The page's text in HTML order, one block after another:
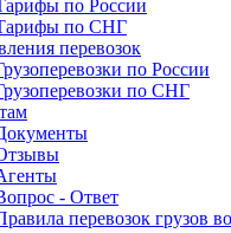
по России
по СНГ
перевозок
по России
по СНГ
- Ответ
перевозок грузов